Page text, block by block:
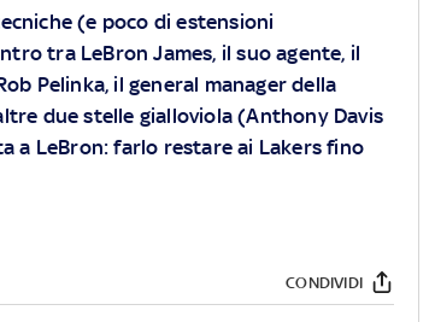
(e poco di estensioni
tra LeBron James, il suo agente, il
Pelinka, il general manager della
due stelle gialloviola (Anthony Davis
a LeBron: farlo restare ai Lakers fino
CONDIVIDI